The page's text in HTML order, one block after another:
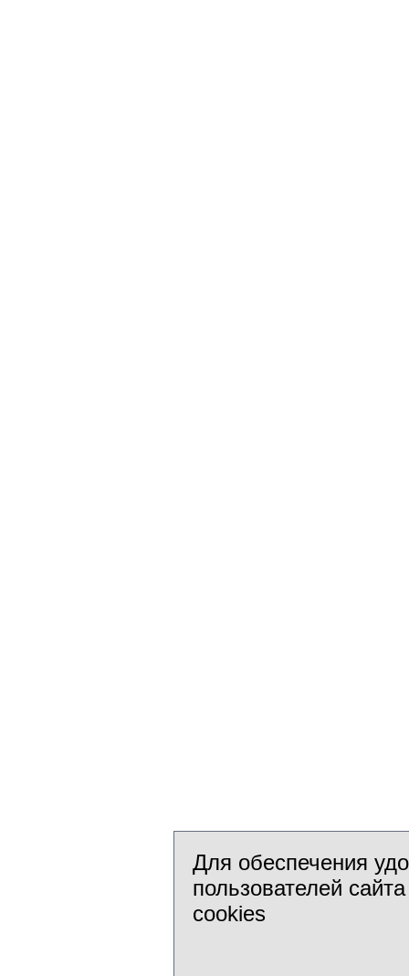
Для обеспечения
пользователей
cookies